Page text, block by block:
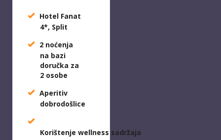
Hotel Fanat
4*, Split
2 noćenja
na bazi
doručka za
2 osobe
Aperitiv
dobrodošlice
Korištenje wellness sadržaja